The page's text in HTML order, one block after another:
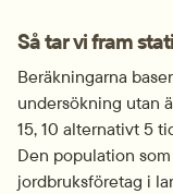
Så tar vi fram
Beräkningarna
undersökning utan
15, 10 alternativt 5
Den population
jordbruksföretag i